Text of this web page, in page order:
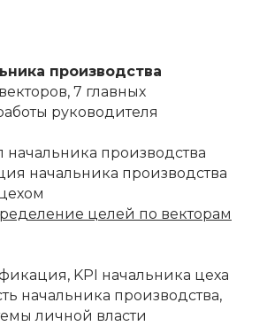
производства
7 главных
руководителя
производства
начальника производства
целей по векторам
KPI начальника цеха
начальника производства,
личной власти